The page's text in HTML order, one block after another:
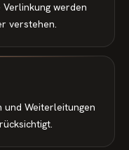
werden
verstehen.
und Weiterleitungen